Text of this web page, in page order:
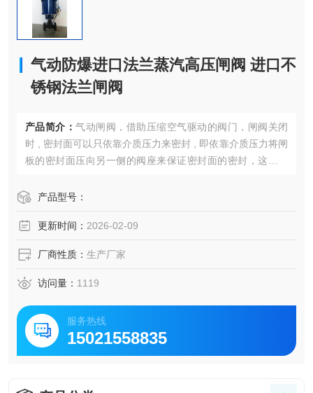
气动防爆进口法兰蒸汽高压闸阀 进口不
锈钢法兰闸阀
产品简介： 气动闸阀，借助压缩空气驱动的阀门，闸阀关闭
时 , 密封面可以只依靠介质压力来密封 , 即依靠介质压力将闸
板的密封面压向另一侧的阀座来保证密封面的密封，这就是
靠外力强行将闸板压向阀座 , 以保证密封面的密封性气动防爆
产品型号：
更新时间： 2026-02-09
厂商性质： 生产厂家
访问量： 1119
服务热线
15021558835